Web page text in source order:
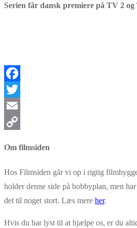
Serien får dansk premiere på TV 2
Facebook
Twitter
Email
Om filmsiden
Hos Filmsiden går vi op i rigtig
holder denne side på hobbyplan, men
det til noget stort. Læs mere her.
Hvis du har lyst til at hjælpe os, er du